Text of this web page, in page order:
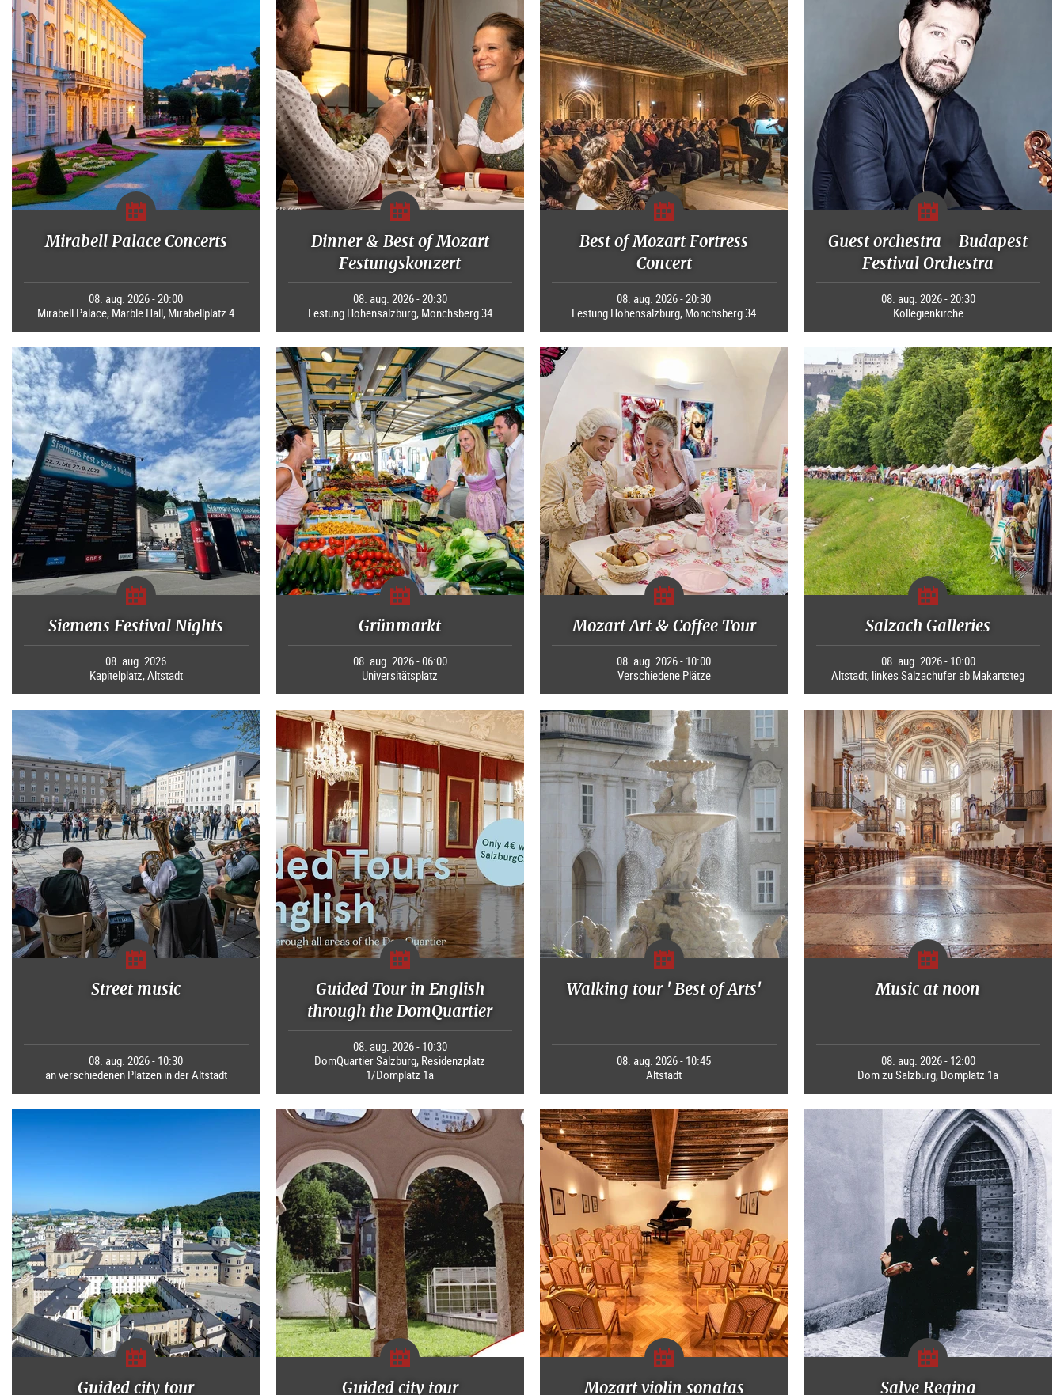
Mirabell Palace Concerts
08. aug. 2026 - 20:00
Mirabell Palace, Marble Hall, Mirabellplatz 4
Dinner & Best of Mozart
Festungskonzert
08. aug. 2026 - 20:30
Festung Hohensalzburg, Mönchsberg 34
Best of Mozart Fortress
Concert
08. aug. 2026 - 20:30
Festung Hohensalzburg, Mönchsberg 34
Guest orchestra - Budapest
Festival Orchestra
08. aug. 2026 - 20:30
Kollegienkirche
Siemens Festival Nights
08. aug. 2026
Kapitelplatz, Altstadt
Grünmarkt
08. aug. 2026 - 06:00
Universitätsplatz
Mozart Art & Coffee Tour
08. aug. 2026 - 10:00
Verschiedene Plätze
Salzach Galleries
08. aug. 2026 - 10:00
Altstadt, linkes Salzachufer ab Makartsteg
Street music
08. aug. 2026 - 10:30
an verschiedenen Plätzen in der Altstadt
Guided Tour in English
through the DomQuartier
08. aug. 2026 - 10:30
DomQuartier Salzburg, Residenzplatz
1/Domplatz 1a
Walking tour ' Best of Arts'
08. aug. 2026 - 10:45
Altstadt
Music at noon
08. aug. 2026 - 12:00
Dom zu Salzburg, Domplatz 1a
Guided city tour Guided city tour Mozart violin sonatas Salve Regina